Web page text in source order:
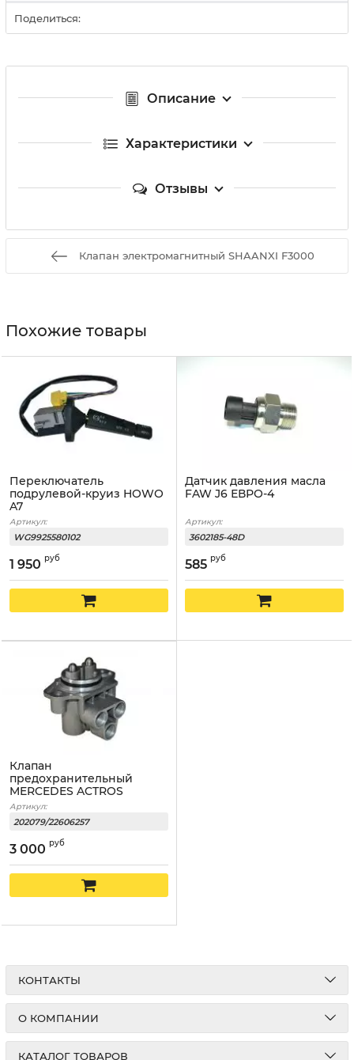
Поделиться:
Описание
Характеристики
Отзывы
Клапан электромагнитный SHAANXI F3000
Похожие товары
Переключатель
подрулевой-круиз HOWO
A7
Артикул:
WG9925580102
1 950 руб
Датчик давления масла
FAW J6 ЕВРО-4
Артикул:
3602185-48D
585 руб
Клапан
предохранительный
MERCEDES ACTROS
Артикул:
202079/22606257
3 000 руб
КОНТАКТЫ
О КОМПАНИИ
КАТАЛОГ ТОВАРОВ